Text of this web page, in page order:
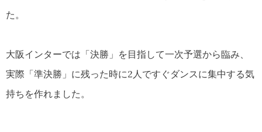
た。
大阪インターでは「決勝」を目指して一次予選から臨み、
実際「準決勝」に残った時に2人ですぐダンスに集中する気
持ちを作れました。